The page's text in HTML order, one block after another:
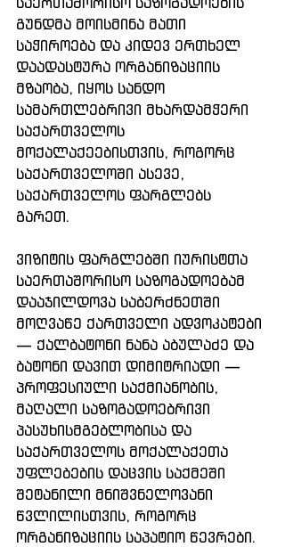
გუნდმა მოისმინა მათი
საჭიროება და კიდევ ერთხელ
დაადასტურა ორგანიზაციის
მზაობა, იყოს სანდო
სამართლებრივი მხარდამჭერი
საქართველოს
მოქალაქეებისთვის, როგორც
საქართველოში ასევე,
საქართველოს ფარგლებს
გარეთ.
ვიზიტის ფარგლებში იურისტთა
საერთაშორისო საზოგადოებამ
დააჯილდოვა საბერძნეთში
მოღვაწე ქართველი ადვოკატები
— ქალბატონი ნანა აბულაძე და
ბატონი დავით დიმიტრიადი —
პროფესიული საქმიანობის,
მაღალი საზოგადოებრივი
პასუხისმგებლობისა და
საქართველოს მოქალაქეთა
უფლებების დაცვის საქმეში
შეტანილი მნიშვნელოვანი
წვლილისთვის, როგორც
ორგანიზაციის საპატიო წევრები.